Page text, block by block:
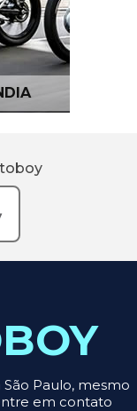
Paulo, mesmo
em contato